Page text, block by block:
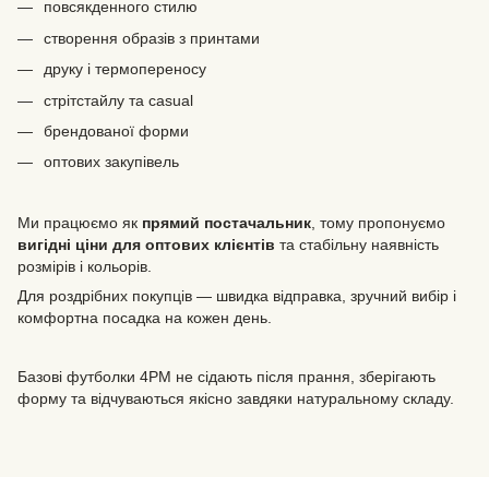
повсякденного стилю
створення образів з принтами
друку і термопереносу
стрітстайлу та casual
брендованої форми
оптових закупівель
Ми працюємо як прямий постачальник , тому пропонуємо
вигідні ціни для оптових клієнтів та стабільну наявність
розмірів і кольорів.
Для роздрібних покупців — швидка відправка, зручний вибір і
комфортна посадка на кожен день.
Базові футболки 4PM не сідають після прання, зберігають
форму та відчуваються якісно завдяки натуральному складу.